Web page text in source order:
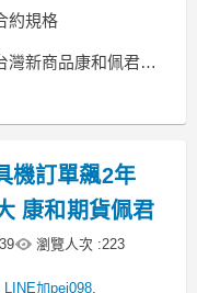
約規格
灣新商品康和佩君介
CL、小輕原油QM保
機訂單飆2年
康和期貨佩君
瀏覽人次 :223
LINE加pei098,